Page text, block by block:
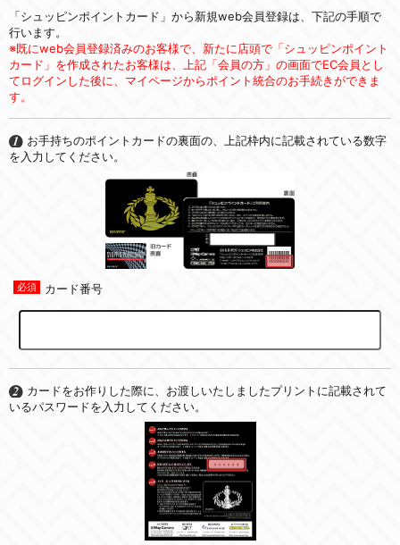
「シュッピンポイントカード」から新規web会員登録は、下記の手順で
行います。
※既にweb会員登録済みのお客様で、新たに店頭で「シュッピンポイント
カード」を作成されたお客様は、上記「会員の方」の画面でEC会員とし
てログインした後に、マイページからポイント統合のお手続きができま
す。
お手持ちのポイントカードの裏面の、上記枠内に記載されている数字
を入力してください。
カード番号
カードをお作りした際に、お渡しいたしましたプリントに記載されて
いるパスワードを入力してください。